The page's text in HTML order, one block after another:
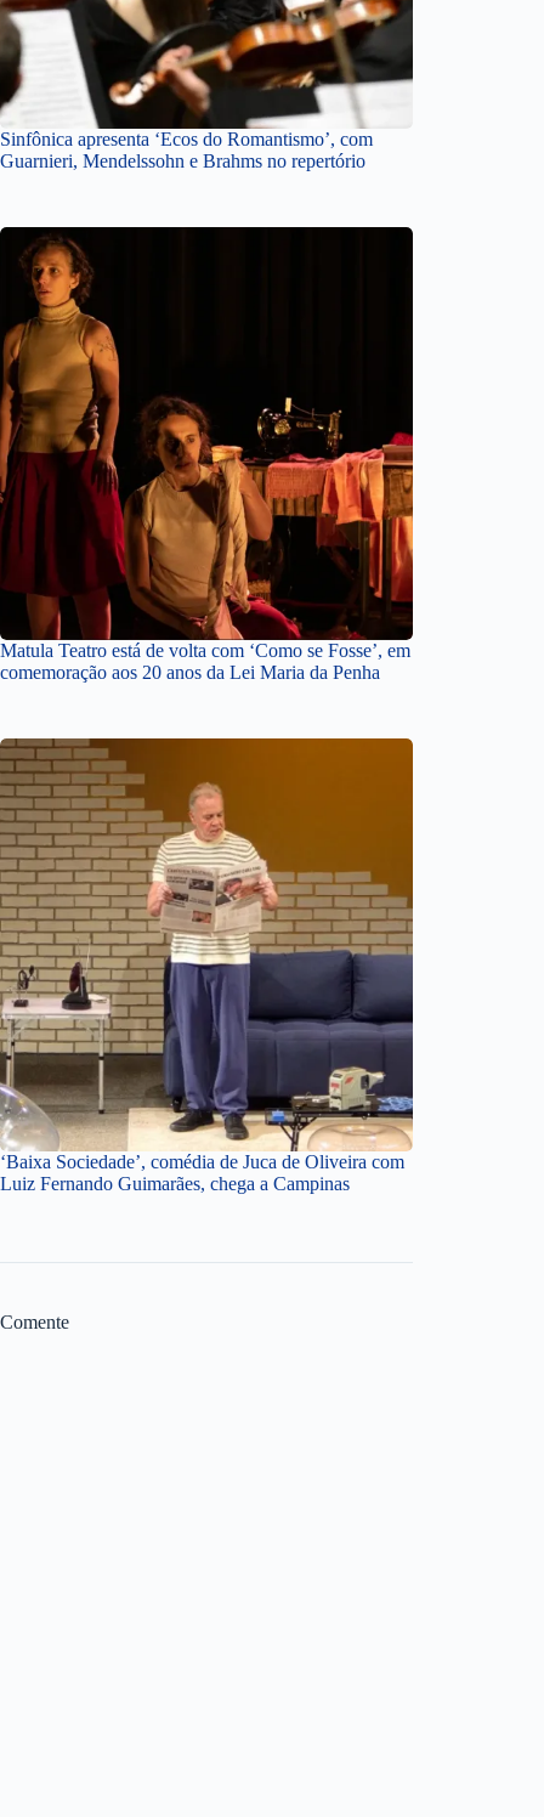
Sinfônica apresenta ‘Ecos do Romantismo’, com
Guarnieri, Mendelssohn e Brahms no repertório
Matula Teatro está de volta com ‘Como se Fosse’, em
comemoração aos 20 anos da Lei Maria da Penha
‘Baixa Sociedade’, comédia de Juca de Oliveira com
Luiz Fernando Guimarães, chega a Campinas
Comente